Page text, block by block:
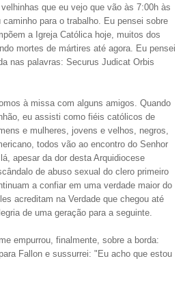
que eu vejo que vão às 7:00h às
para o trabalho. Eu pensei sobre
a Igreja Católica hoje, muitos dos
mortes de mártires até agora. Eu pensei
nas palavras: Securus Judicat Orbis
à missa com alguns amigos. Quando
eu assisti como fiéis católicos de
e mulheres, jovens e velhos, negros,
todos vão ao encontro do Senhor
apesar da dor desta Arquidiocese
de abuso sexual do clero primeiro
a confiar em uma verdade maior do
acreditam na Verdade que chegou até
de uma geração para a seguinte.
empurrou, finalmente, sobre a borda:
Fallon e sussurrei: "Eu acho que estou